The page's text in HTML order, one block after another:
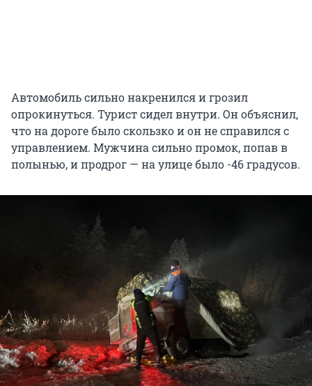
Автомобиль сильно накренился и грозил
опрокинуться. Турист сидел внутри. Он объяснил,
что на дороге было скользко и он не справился с
управлением. Мужчина сильно промок, попав в
полынью, и продрог — на улице было -46 градусов.